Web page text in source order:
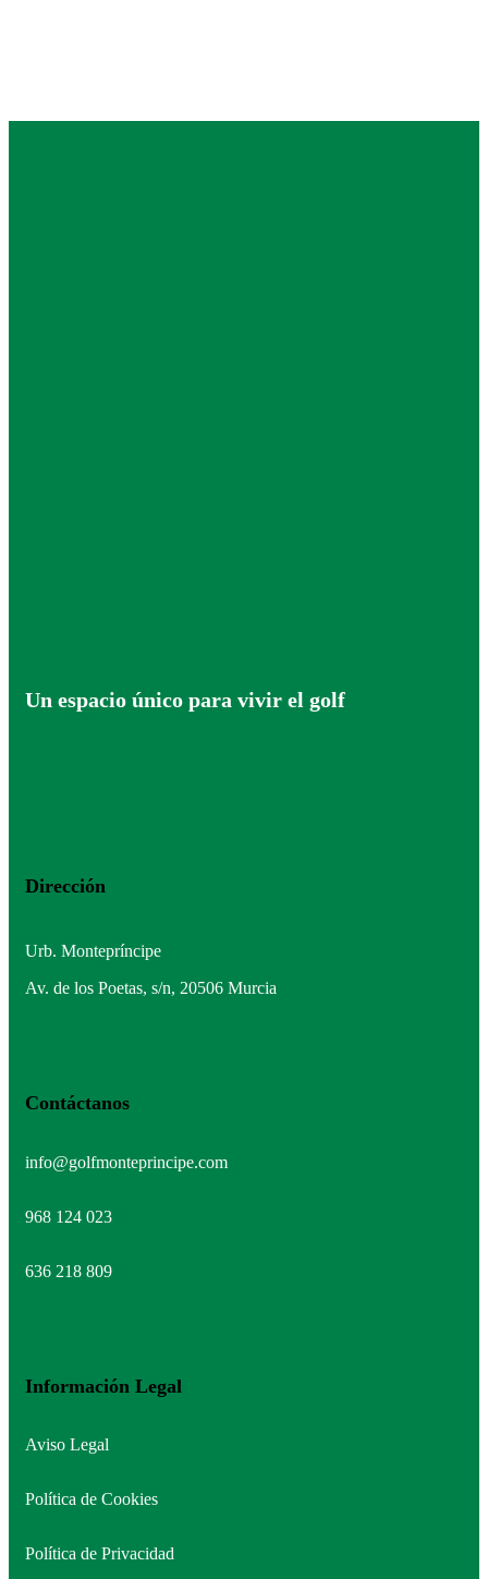
Un espacio único para vivir el golf
Dirección
Urb. Montepríncipe
Av. de los Poetas, s/n, 20506 Murcia
Contáctanos
info@golfmonteprincipe.com
968 124 023
636 218 809
Información Legal
Aviso Legal
Política de Cookies
Política de Privacidad